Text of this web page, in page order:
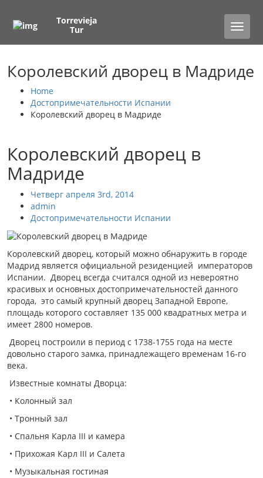
Toggle
Torrevieja
Tur
Королевский дворец в Мадриде
Home
Достопримечательности Испании
Королевский дворец в Мадриде
Королевский дворец в
Мадриде
Четверг апреля 3rd, 2014
admin
Достопримечательности Испании
Королевский дворец, который можно обнаружить в городе
Мадрид является официальной резиденцией императоров
Испании. Дворец всегда считался одной из невероятно
красивых и основных достопримечательностей данного
города, это самый крупный дворец Западной Европе,
площадь которого составляет 135 000 квадратных метра и
имеет 2800 номеров.
Дворец построили в период с 1738-1755 года на месте
довольно старого замка, принадлежащего временам 16-го
века.
Известные комнаты Дворца:
• Колонный зал
• Тронный зал
• Спальня Карла III и камера
• Прихожая Карл III и Салета
• Музыкальная гостиная